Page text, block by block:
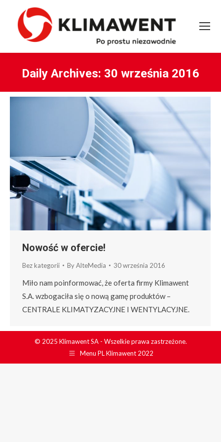
Daily Archives: 30 września 2016
Nowość w ofercie!
Bez kategorii ByAlteMedia 30 września 2016
Miło nam poinformować, że oferta firmy Klimawent
S.A. wzbogaciła się o nową gamę produktów –
CENTRALE KLIMATYZACYJNE I WENTYLACYJNE.
© 2025 Klimawent SA - Wszelkie prawa zastrzeżone.
Menu PL Klimawent 2022